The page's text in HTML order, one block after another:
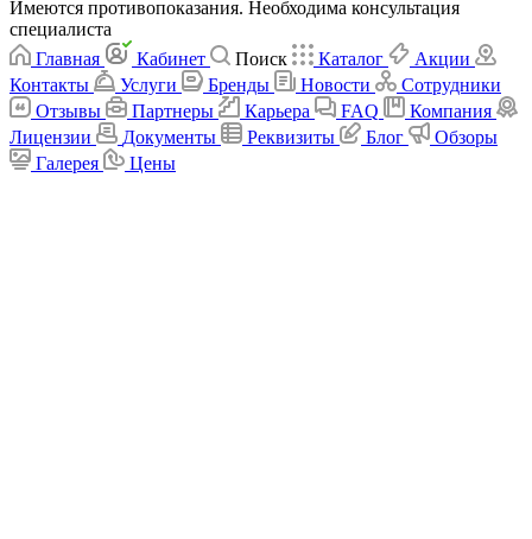
Имеются противопоказания. Необходима консультация
специалиста
Главная
Кабинет Поиск Каталог
Акции
Контакты
Услуги Бренды Новости
Сотрудники
Отзывы
Партнеры Карьера FAQ
Компания
Лицензии
Документы Реквизиты Блог
Обзоры
Галерея
Цены